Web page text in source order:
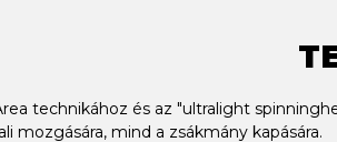
technikához és az "ultralight
mozgására, mind a zsákmány kapására.